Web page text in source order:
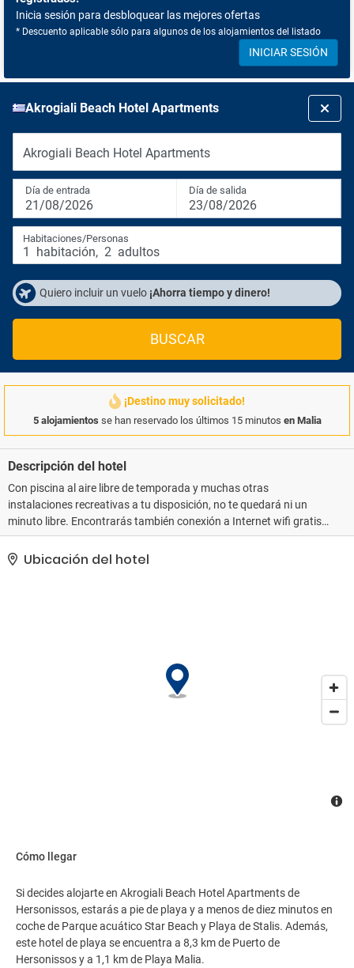
Inicia sesión para desbloquear las mejores ofertas
* Descuento aplicable sólo para algunos de los alojamientos del listado
INICIAR SESIÓN
Akrogiali Beach Hotel Apartments
Akrogiali Beach Hotel Apartments
Día de entrada
21/08/2026
Día de salida
23/08/2026
Habitaciones/Personas
1 habitación, 2 adultos
Quiero incluir un vuelo ¡Ahorra tiempo y dinero!
BUSCAR
¡Destino muy solicitado!
5 alojamientos se han reservado los últimos 15 minutos en Malia
Descripción del hotel
Con piscina al aire libre de temporada y muchas otras
instalaciones recreativas a tu disposición, no te quedará ni un
minuto libre. Encontrarás también conexión a Internet wifi gratis y
una sala de estar compartida.. La recepción tiene un horario
limitado. Hay un aparcamiento sin asistencia gratuito disponible..
Ubicación del hotel
Cómo llegar
Si decides alojarte en Akrogiali Beach Hotel Apartments de
Hersonissos, estarás a pie de playa y a menos de diez minutos en
coche de Parque acuático Star Beach y Playa de Stalis. Además,
este hotel de playa se encuentra a 8,3 km de Puerto de
Hersonissos y a 1,1 km de Playa Malia.